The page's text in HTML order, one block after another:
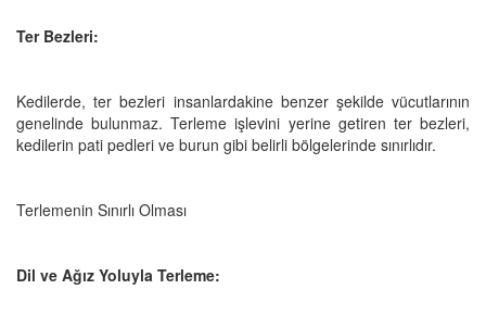
Ter Bezleri:
Kedilerde, ter bezleri insanlardakine benzer şekilde vücutlarının
genelinde bulunmaz. Terleme işlevini yerine getiren ter bezleri,
kedilerin pati pedleri ve burun gibi belirli bölgelerinde sınırlıdır.
Terlemenin Sınırlı Olması
Dil ve Ağız Yoluyla Terleme: